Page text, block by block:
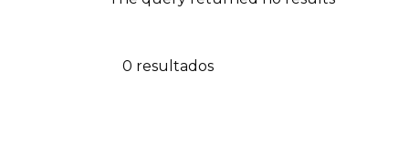
0 resultados